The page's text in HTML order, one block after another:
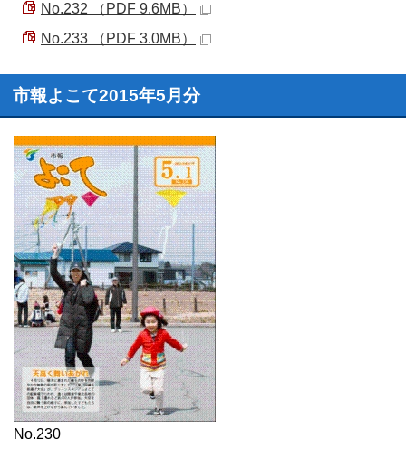
No.232 （PDF 9.6MB）
No.233 （PDF 3.0MB）
市報よこて2015年5月分
No.230